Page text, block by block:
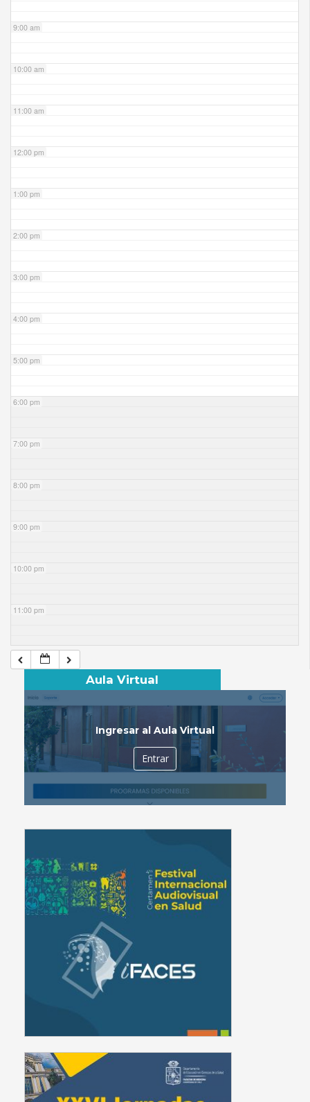
9:00 am
10:00 am
11:00 am
12:00 pm
1:00 pm
2:00 pm
3:00 pm
4:00 pm
5:00 pm
6:00 pm
7:00 pm
8:00 pm
9:00 pm
10:00 pm
11:00 pm
Aula Virtual
Ingresar al Aula Virtual
Entrar